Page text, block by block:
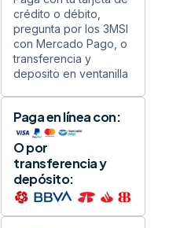
crédito o débito,
pregunta por los 3MSI
con Mercado Pago, o
transferencia y
deposito en ventanilla
Paga en línea con:
O por
transferencia y
depósito: